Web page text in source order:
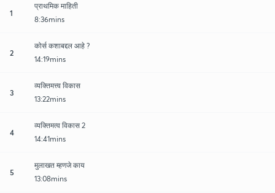
1
प्राथमिक माहिती
8:36mins
2
कोर्स कशाबद्दल आहे ?
14:19mins
3
व्यक्तिमत्त्व विकास
13:22mins
4
व्यक्तिमत्व विकास 2
14:41mins
5
मुलाखत म्हणजे काय
13:08mins